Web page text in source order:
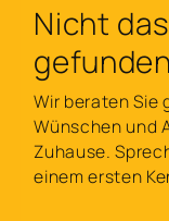
Nicht
Wir beraten Sie
Wünschen und
Zuhause.
einem ersten